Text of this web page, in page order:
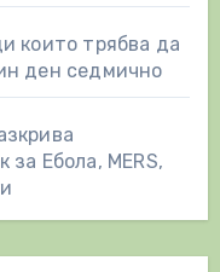
които трябва да
ден седмично
за Ебола, MERS,